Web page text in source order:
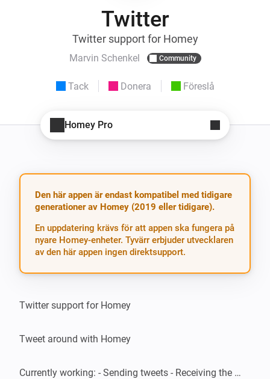
Twitter
Twitter support for Homey
Marvin Schenkel Community
Tack Donera Föreslå
Homey Pro
Den här appen är endast kompatibel med tidigare
generationer av Homey (2019 eller tidigare).
En uppdatering krävs för att appen ska fungera på
nyare Homey-enheter. Tyvärr erbjuder utvecklaren
av den här appen ingen direktsupport.
Twitter support for Homey
Tweet around with Homey
Currently working: - Sending tweets - Receiving the